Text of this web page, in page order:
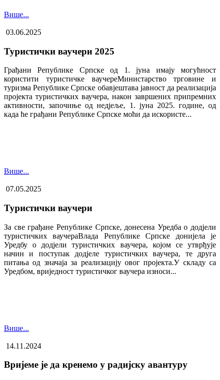
Више...
03.06.2025
Туристички ваучери 2025
Грађани Републике Српске од 1. јуна имају могућност
користити туристичке ваучере​Министарство трговине и
туризма Републике Српске обавјештава јавност да реализација
пројекта туристичких ваучера, након завршених припремних
активности, започиње од недјеље, 1. јуна 2025. године, од
када ће грађани Републике Српске моћи да искористе...
Више...
07.05.2025
Туристички ваучери
За све грађане Републике Српске, донесена Уредба о додјели
туристичких ваучера​Влада Републике Српске донијела је
Уредбу о додјели туристичких ваучера, којом се утврђује
начин и поступак додјеле туристичких ваучера, те друга
питања од значаја за реализацију овог пројекта.У складу са
Уредбом, вриједност туристичког ваучера износи...
Више...
14.11.2024
Вријеме је да кренемо у радијску авантуру